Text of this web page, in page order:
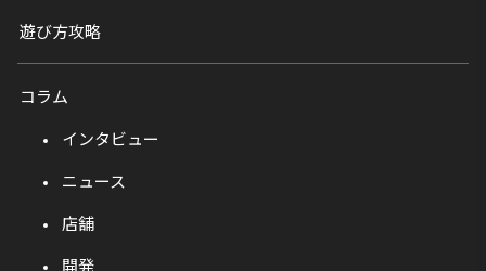
遊び方攻略
コラム
インタビュー
ニュース
店舗
開発